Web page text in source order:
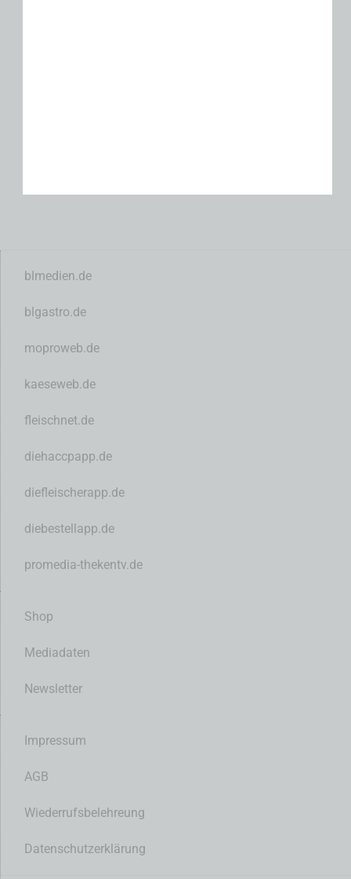
blmedien.de
blgastro.de
moproweb.de
kaeseweb.de
fleischnet.de
diehaccpapp.de
diefleischerapp.de
diebestellapp.de
promedia-thekentv.de
Shop
Mediadaten
Newsletter
Impressum
AGB
Wiederrufsbelehreung
Datenschutzerklärung